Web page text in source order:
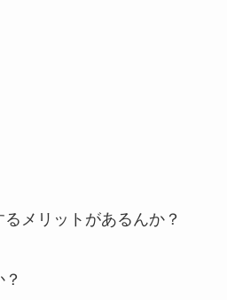
メリットがあるんか？